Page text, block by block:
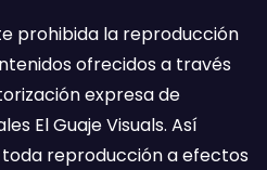
prohibida la reproducción
ofrecidos a través
expresa de
El Guaje Visuals. Así
reproducción a efectos